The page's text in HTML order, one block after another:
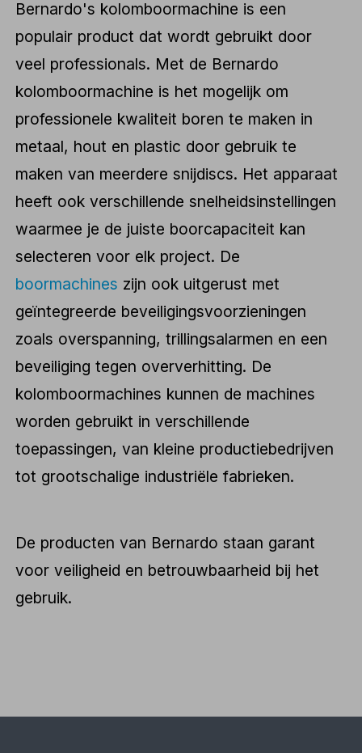
Bernardo's kolomboormachine is een
populair product dat wordt gebruikt door
veel professionals. Met de Bernardo
kolomboormachine is het mogelijk om
professionele kwaliteit boren te maken in
metaal, hout en plastic door gebruik te
maken van meerdere snijdiscs. Het apparaat
heeft ook verschillende snelheidsinstellingen
waarmee je de juiste boorcapaciteit kan
selecteren voor elk project. De
boormachines zijn ook uitgerust met
geïntegreerde beveiligingsvoorzieningen
zoals overspanning, trillingsalarmen en een
beveiliging tegen oververhitting. De
kolomboormachines kunnen de machines
worden gebruikt in verschillende
toepassingen, van kleine productiebedrijven
tot grootschalige industriële fabrieken.
De producten van Bernardo staan garant
voor veiligheid en betrouwbaarheid bij het
gebruik.